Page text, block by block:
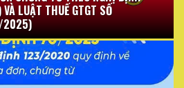
LUẬT THUẾ GTGT SỐ